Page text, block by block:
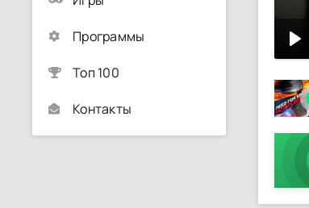
Программы
Топ 100
Контакты